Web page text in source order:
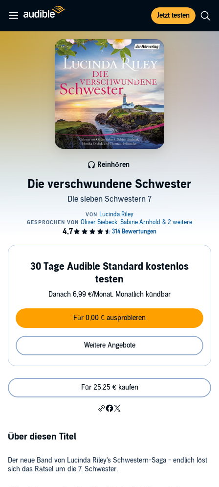
Jetzt testen
Die verschwundene Schwester
Die sieben Schwestern 7
Reinhören
30 Tage Audible Standard kostenlos
testen
Danach 6,99 €/Monat. Monatlich kündbar
Für 0,00 € ausprobieren
Weitere Angebote
Für 25,25 € kaufen
Über diesen Titel
Der neue Band von Lucinda Riley's Schwestern-Saga - endlich löst
sich das Rätsel um die 7. Schwester.